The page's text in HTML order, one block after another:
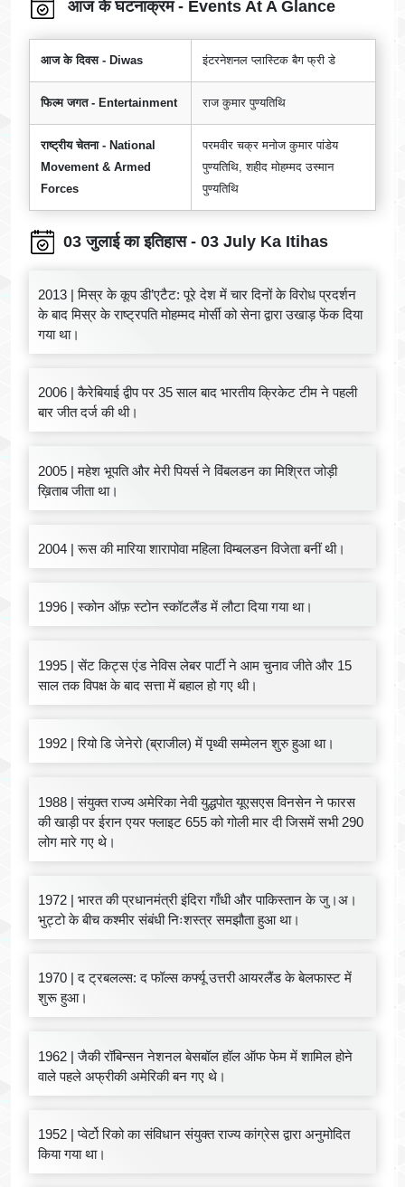
आज के घटनाक्रम - Events At A Glance
आज के दिवस - Diwas इंटरनेशनल प्लास्टिक बैग फ्री डे
फिल्म जगत - Entertainment राज कुमार पुण्यतिथि
राष्ट्रीय चेतना - National
Movement & Armed
Forces
परमवीर चक्र मनोज कुमार पांडेय
पुण्यतिथि, शहीद मोहम्मद उस्मान
पुण्यतिथि
03 जुलाई का इतिहास - 03 July Ka Itihas
2013 | मिस्र के कूप डी’एटैट: पूरे देश में चार दिनों के विरोध प्रदर्शन
के बाद मिस्र के राष्ट्रपति मोहम्मद मोर्सी को सेना द्वारा उखाड़ फेंक दिया
गया था।
2006 | कैरेबियाई द्वीप पर 35 साल बाद भारतीय क्रिकेट टीम ने पहली
बार जीत दर्ज की थी।
2005 | महेश भूपति और मेरी पियर्स ने विंबलडन का मिश्रित जोड़ी
ख़िताब जीता था।
2004 | रूस की मारिया शारापोवा महिला विम्बलडन विजेता बनीं थी।
1996 | स्कोन ऑफ़ स्टोन स्कॉटलैंड में लौटा दिया गया था।
1995 | सेंट किट्स एंड नेविस लेबर पार्टी ने आम चुनाव जीते और 15
साल तक विपक्ष के बाद सत्ता में बहाल हो गए थी।
1992 | रियो डि जेनेरो (ब्राजील) में पृथ्वी सम्मेलन शुरु हुआ था।
1988 | संयुक्त राज्य अमेरिका नेवी युद्धपोत यूएसएस विनसेन ने फारस
की खाड़ी पर ईरान एयर फ्लाइट 655 को गोली मार दी जिसमें सभी 290
लोग मारे गए थे।
1972 | भारत की प्रधानमंत्री इंदिरा गाँधी और पाकिस्तान के जु।अ।
भुट्टो के बीच कश्मीर संबंधी निःशस्त्र समझौता हुआ था।
1970 | द ट्रबलल्स: द फॉल्स कर्फ्यू उत्तरी आयरलैंड के बेलफास्ट में
शुरू हुआ।
1962 | जैकी रॉबिन्सन नेशनल बेसबॉल हॉल ऑफ फेम में शामिल होने
वाले पहले अफ्रीकी अमेरिकी बन गए थे।
1952 | प्वेर्टो रिको का संविधान संयुक्त राज्य कांग्रेस द्वारा अनुमोदित
किया गया था।